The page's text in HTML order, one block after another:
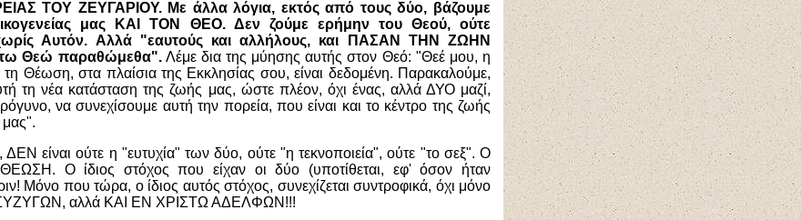
ΤΟΥ ΖΕΥΓΑΡΙΟΥ. Με άλλα λόγια, εκτός από τους δύο, βάζουμε
μας ΚΑΙ ΤΟΝ ΘΕΟ. Δεν ζούμε ερήμην του Θεού, ούτε
Αυτόν. Αλλά "εαυτούς και αλλήλους, και ΠΑΣΑΝ ΤΗΝ ΖΩΗΝ
Θεώ παραθώμεθα".Λέμε δια της μύησης αυτής στον Θεό: "Θεέ μου, η
Θέωση, στα πλαίσια της Εκκλησίας σου, είναι δεδομένη. Παρακαλούμε,
τη νέα κατάσταση της ζωής μας, ώστε πλέον, όχι ένας, αλλά ΔΥΟ μαζί,
να συνεχίσουμε αυτή την πορεία, που είναι και το κέντρο της ζωής
μας".
είναι ούτε η "ευτυχία" των δύο, ούτε "η τεκνοποιεία", ούτε "το σεξ". Ο
Ο ίδιος στόχος που είχαν οι δύο (υποτίθεται, εφ' όσον ήταν
Μόνο που τώρα, ο ίδιος αυτός στόχος, συνεχίζεται συντροφικά, όχι μόνο
ΣΥΖΥΓΩΝ, αλλά ΚΑΙ ΕΝ ΧΡΙΣΤΩ ΑΔΕΛΦΩΝ!!!